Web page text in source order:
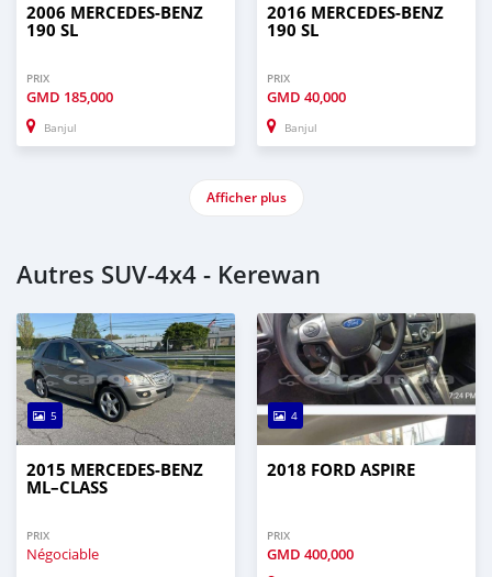
2006 MERCEDES-BENZ
190 SL
PRIX
GMD 185,000
Banjul
2016 MERCEDES-BENZ
190 SL
PRIX
GMD 40,000
Banjul
Afficher plus
Autres SUV‒4x4 - Kerewan
5
2015 MERCEDES‒BENZ
ML–CLASS
PRIX
Négociable
4
2018 FORD ASPIRE
PRIX
GMD 400,000